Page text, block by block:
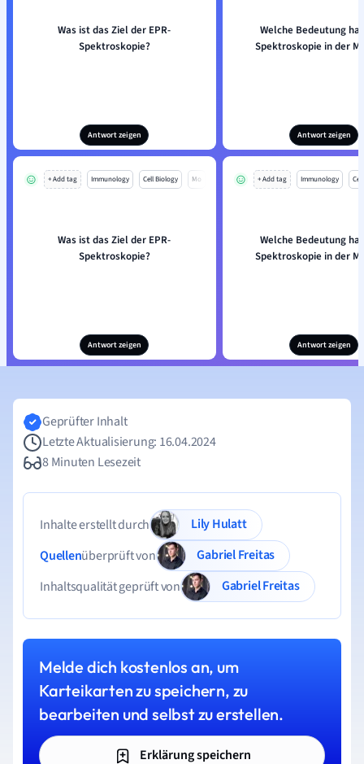
Was ist das Ziel der EPR-
Spektroskopie?
Antwort zeigen
Welche Bedeutung
Spektroskopie in der
Antwort zeigen
+ Add tag Immunology Cell Biology Mo
Was ist das Ziel der EPR-
Spektroskopie?
Antwort zeigen
+ Add tag Immunology
Welche Bedeutung
Spektroskopie in der
Antwort zeigen
Geprüfter Inhalt
Letzte Aktualisierung: 16.04.2024
8 Minuten Lesezeit
Inhalte erstellt durch
Lily Hulatt
Quellenüberprüft von
Gabriel Freitas
Inhaltsqualität geprüft von
Gabriel Freitas
Melde dich kostenlos an, um
Karteikarten zu speichern, zu
bearbeiten und selbst zu erstellen.
Erklärung speichern